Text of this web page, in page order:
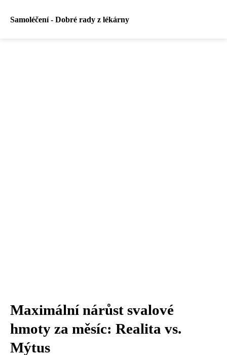
Samoléčení - Dobré rady z lékárny
Maximální nárůst svalové
hmoty za měsíc: Realita vs.
Mýtus